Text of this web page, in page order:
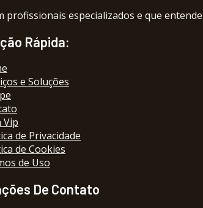
profissionais especializados e que
Rápida:
e Soluções
Vip
de Privacidade
de Cookies
de Uso
De Contato